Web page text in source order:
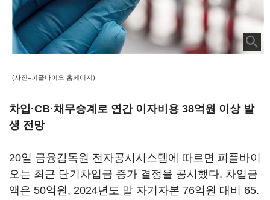
(사진=피플바이오 홈페이지)
차입·CB·채무승계로 연간 이자비용 38억원 이상 발
생 전망
20일 금융감독원 전자공시시스템에 따르면 피플바이
오는 최근 단기차입금 증가 결정을 공시했다. 차입금
액은 50억원, 2024년도 말 자기자본 76억원 대비 65.